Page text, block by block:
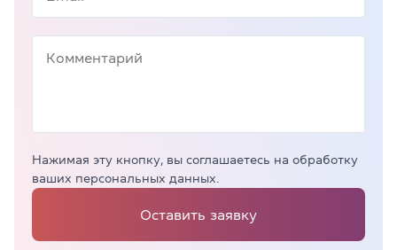
Нажимая эту кнопку, вы соглашаетесь на обработку
ваших персональных данных.
Оставить заявку